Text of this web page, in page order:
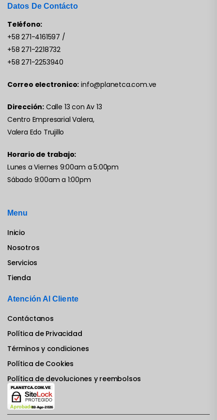
Datos De Contácto
Teléfono:
+58 271-4161597 /
+58 271-2218732
+58 271-2253940
Correo electronico: info@planetca.com.ve
Dirección: Calle 13 con Av 13
Centro Empresarial Valera,
Valera Edo Trujillo
Horario de trabajo:
Lunes a Viernes 9:00am a 5:00pm
Sábado 9:00am a 1:00pm
Menu
Inicio
Nosotros
Servicios
Tienda
Atención Al Cliente
Contáctanos
Política de Privacidad
Términos y condiciones
Política de Cookies
Política de devoluciones y reembolsos